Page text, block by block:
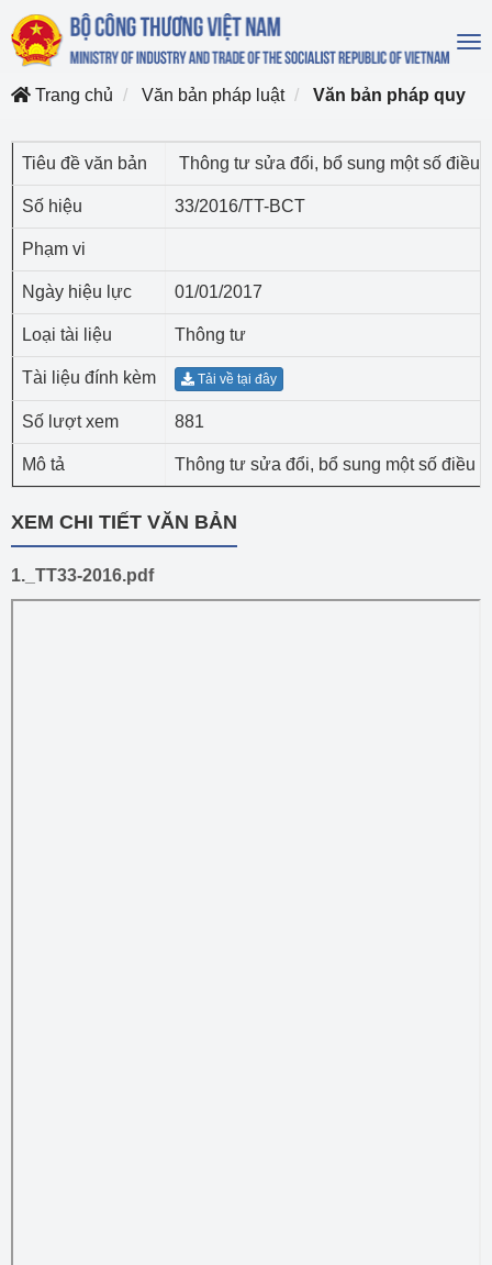
Trang chủ
Văn bản pháp luật Văn bản pháp quy
Tiêu đề văn bản Thông tư sửa đổi, bổ sung một số điều
Số hiệu 33/2016/TT-BCT
Phạm vi
Ngày hiệu lực 01/01/2017
Loại tài liệu Thông tư
Tài liệu đính kèm Tải về tại đây
Số lượt xem 881
Mô tả Thông tư sửa đổi, bổ sung một số điều
XEM CHI TIẾT VĂN BẢN
1._TT33-2016.pdf